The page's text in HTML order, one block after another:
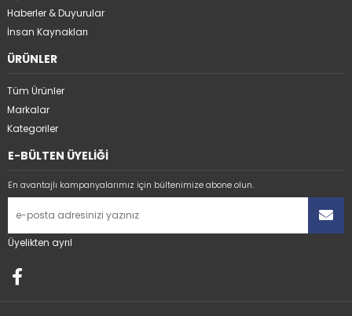
Haberler & Duyurular
İnsan Kaynakları
ÜRÜNLER
Tüm Ürünler
Markalar
Kategoriler
E-BÜLTEN ÜYELİĞİ
En avantajlı kampanyalarımız için bültenimize abone olun.
Üyelikten ayrıl